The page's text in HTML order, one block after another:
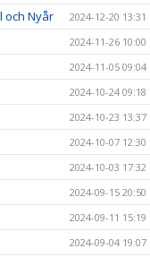
och Nyår 2024-12-20 13:31
2024-11-26 10:00
2024-11-05 09:04
2024-10-24 09:18
2024-10-23 13:37
2024-10-07 12:30
2024-10-03 17:32
2024-09-15 20:50
2024-09-11 15:19
2024-09-04 19:07